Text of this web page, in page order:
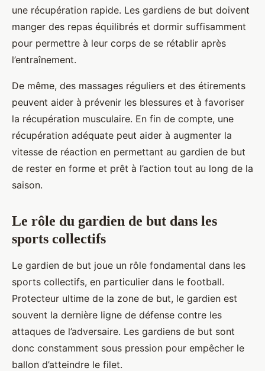
une récupération rapide. Les gardiens de but doivent
manger des repas équilibrés et dormir suffisamment
pour permettre à leur corps de se rétablir après
l’entraînement.
De même, des massages réguliers et des étirements
peuvent aider à prévenir les blessures et à favoriser
la récupération musculaire. En fin de compte, une
récupération adéquate peut aider à augmenter la
vitesse de réaction en permettant au gardien de but
de rester en forme et prêt à l’action tout au long de la
saison.
Le rôle du gardien de but dans les
sports collectifs
Le gardien de but joue un rôle fondamental dans les
sports collectifs, en particulier dans le football.
Protecteur ultime de la zone de but, le gardien est
souvent la dernière ligne de défense contre les
attaques de l’adversaire. Les gardiens de but sont
donc constamment sous pression pour empêcher le
ballon d’atteindre le filet.